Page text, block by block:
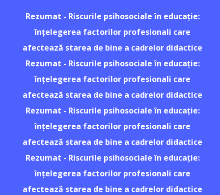
Rezumat - Riscurile psihosociale în educație:
înțelegerea factorilor profesionali care
afectează starea de bine a cadrelor didactice
Rezumat - Riscurile psihosociale în educație:
înțelegerea factorilor profesionali care
afectează starea de bine a cadrelor didactice
Rezumat - Riscurile psihosociale în educație:
înțelegerea factorilor profesionali care
afectează starea de bine a cadrelor didactice
Rezumat - Riscurile psihosociale în educație:
înțelegerea factorilor profesionali care
afectează starea de bine a cadrelor didactice